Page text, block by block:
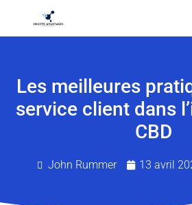
Les meilleures
service client dans
CBD
John Rummer 13 avril